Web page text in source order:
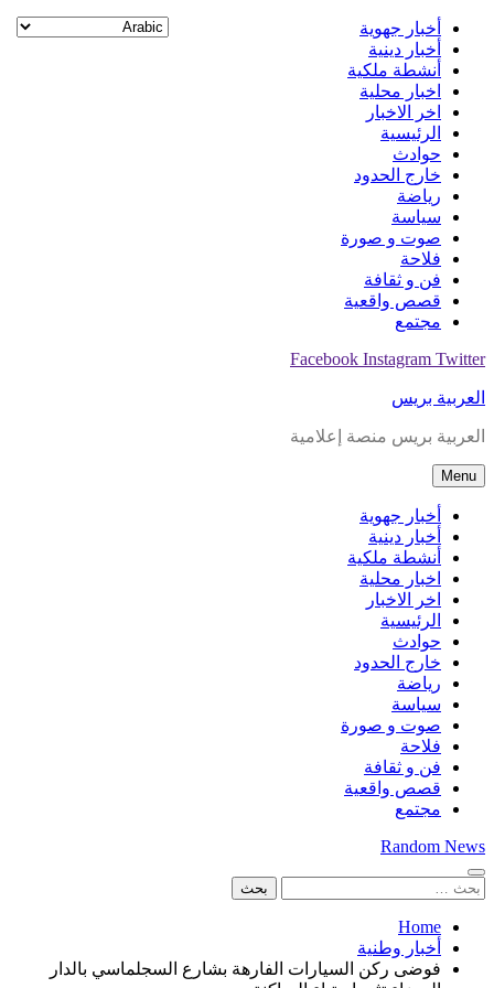
Skip
content
أخبار جهوية
أخبار دينية
أنشطة ملكية
اخبار محلية
اخر الاخبار
الرئيسية
حوادث
خارج الحدود
رياضة
سياسة
صوت و صورة
فلاحة
فن و ثقافة
قصص واقعية
مجتمع
Facebook Instagram Twitter
العربية بريس
العربية بريس منصة إعلامية
Menu
أخبار جهوية
أخبار دينية
أنشطة ملكية
اخبار محلية
اخر الاخبار
الرئيسية
حوادث
خارج الحدود
رياضة
سياسة
صوت و صورة
فلاحة
فن و ثقافة
قصص واقعية
مجتمع
Random News
البحث
Home
أخبار وطنية
فوضى ركن السيارات الفارهة بشارع السجلماسي بالدار